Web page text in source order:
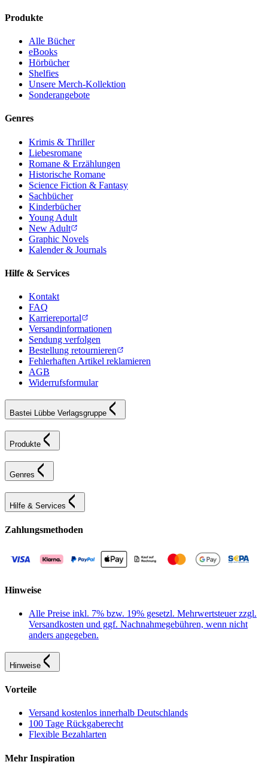
Produkte
Alle Bücher
eBooks
Hörbücher
Shelfies
Unsere Merch-Kollektion
Sonderangebote
Genres
Krimis & Thriller
Liebesromane
Romane & Erzählungen
Historische Romane
Science Fiction & Fantasy
Sachbücher
Kinderbücher
Young Adult
New Adult
Graphic Novels
Kalender & Journals
Hilfe & Services
Kontakt
FAQ
Karriereportal
Versandinformationen
Sendung verfolgen
Bestellung retournieren
Fehlerhaften Artikel reklamieren
AGB
Widerrufsformular
Bastei Lübbe Verlagsgruppe
Produkte
Genres
Hilfe & Services
Zahlungsmethoden
Hinweise
Alle Preise inkl. 7% bzw. 19% gesetzl. Mehrwertsteuer zzgl.
Versandkosten und ggf. Nachnahmegebühren, wenn nicht
anders angegeben.
Hinweise
Vorteile
Versand kostenlos innerhalb Deutschlands
100 Tage Rückgaberecht
Flexible Bezahlarten
Mehr Inspiration